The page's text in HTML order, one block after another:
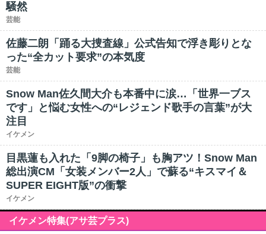
騒然
芸能
佐藤二朗「踊る大捜査線」公式告知で浮き彫りとな
った“全カット要求”の本気度
芸能
Snow Man佐久間大介も本番中に涙…「世界一ブス
です」と悩む女性への“レジェンド歌手の言葉”が大
注目
イケメン
目黒蓮も入れた「9脚の椅子」も胸アツ！Snow Man
総出演CM「女装メンバー2人」で蘇る“キスマイ＆
SUPER EIGHT版”の衝撃
イケメン
イケメン特集(アサ芸プラス)